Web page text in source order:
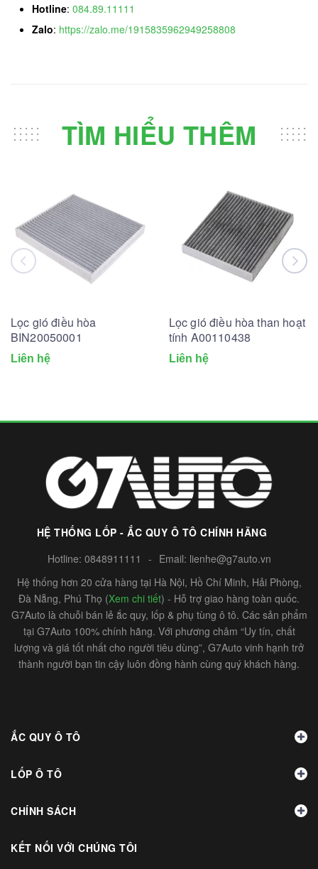
Hotline: 084.89.11111
Zalo: https://zalo.me/1915835962949258808
TÌM HIỂU THÊM
Lọc gió điều hòa
BIN20050001
Liên hệ
Lọc gió điều hòa than hoạt
tính A00110438
Liên hệ
HỆ THỐNG LỐP - ẮC QUY Ô TÔ CHÍNH HÃNG
Hotline: 0848911111 - Email: lienhe@g7auto.vn
Hệ thống hơn 20 cửa hàng tại Hà Nội, Hồ Chí Minh, Hải Phòng,
Đà Nẵng, Phú Thọ (Xem chi tiết) - Hỗ trợ giao hàng toàn quốc.
G7Auto là chuỗi bán lẻ ắc quy, lốp & phụ tùng ô tô. Các sản phẩm
tại G7Auto 100% chính hãng. Với phương châm “Uy tín, chất
lượng và giá tốt nhất cho người tiêu dùng”, G7Auto vinh hạnh trở
thành người bạn tin cậy luôn đồng hành cùng quý khách hàng.
ẮC QUY Ô TÔ
LỐP Ô TÔ
CHÍNH SÁCH
KẾT NỐI VỚI CHÚNG TÔI